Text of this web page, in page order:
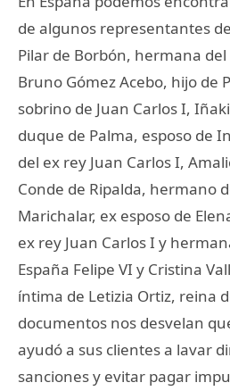
de algunos representantes
Pilar de Borbón, hermana del
Bruno Gómez Acebo, hijo de
sobrino de Juan Carlos I,
duque de Palma, esposo de
del ex rey Juan Carlos I,
Conde de Ripalda, hermano
Marichalar, ex esposo de
ex rey Juan Carlos I y
España Felipe VI y Cristina
íntima de Letizia Ortiz, reina
documentos nos desvelan
ayudó a sus clientes a lavar
sanciones y evitar pagar